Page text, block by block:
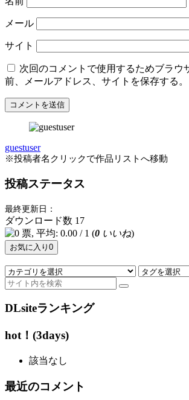
メール
サイト
次回のコメントで使用するためブラウ
前、メールアドレス、サイトを保存する。
guestuser
※投稿者名クリックで作品リストへ移動
投稿ステータス
最終更新日：
ダウンロード数 17
(0 いいね)
お気に入り 0
DLsiteランキング
hot！(3days)
該当なし
最近のコメント